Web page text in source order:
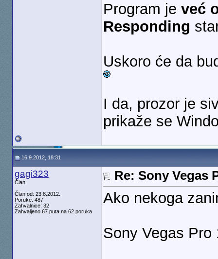
Program je već
Responding
Uskoro će da
I da, prozor je
prikaže se
16.9.2012, 18:31
gagi323
Član
Član od: 23.8.2012.
Poruke: 487
Zahvalnice: 32
Zahvaljeno 67 puta na 62 poruka
Re: Sony Vegas
Ako nekoga
Sony Vegas Pro